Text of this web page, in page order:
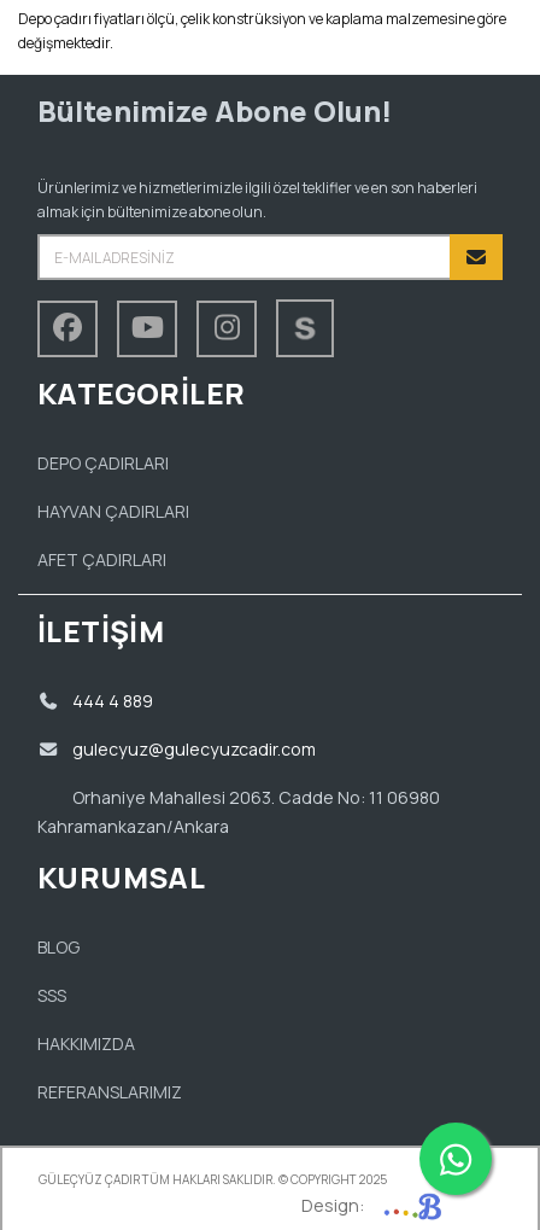
Depo çadırı fiyatları ölçü, çelik konstrüksiyon ve kaplama malzemesine göre
değişmektedir.
Bültenimize Abone Olun!
Ürünlerimiz ve hizmetlerimizle ilgili özel teklifler ve en son haberleri
almak için bültenimize abone olun.
KATEGORİLER
DEPO ÇADIRLARI
HAYVAN ÇADIRLARI
AFET ÇADIRLARI
İLETİŞİM
444 4 889
gulecyuz@gulecyuzcadir.com
Orhaniye Mahallesi 2063. Cadde No: 11 06980
Kahramankazan/Ankara
KURUMSAL
BLOG
SSS
HAKKIMIZDA
REFERANSLARIMIZ
GÜLEÇYÜZ ÇADIR TÜM HAKLARI SAKLIDIR. © COPYRIGHT 2025
Design: